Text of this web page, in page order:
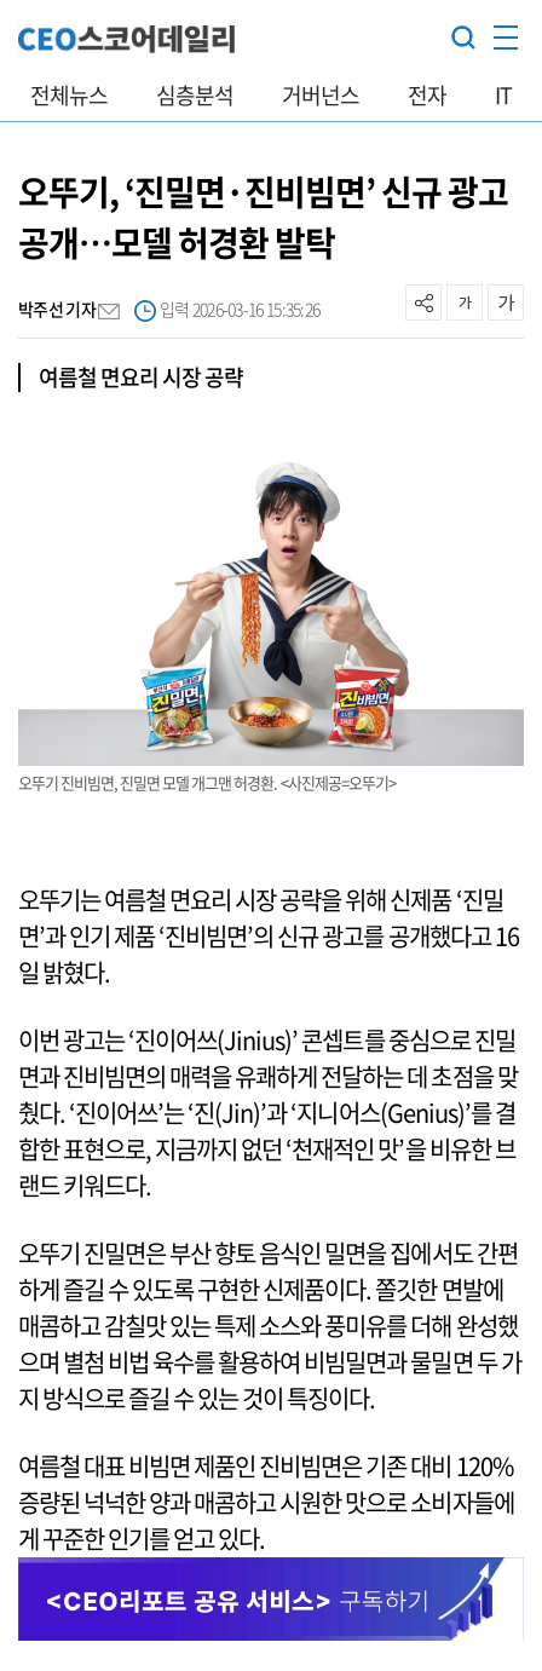
전체뉴스 심층분석 거버넌스 전자 IT
오뚜기, ‘진밀면·진비빔면’ 신규 광고
공개…모델 허경환 발탁
박주선 기자 입력 2026-03-16 15:35:26
여름철 면요리 시장 공략
오뚜기 진비빔면, 진밀면 모델 개그맨 허경환. <사진제공=오뚜기>
오뚜기는 여름철 면요리 시장 공략을 위해 신제품 ‘진밀
면’과 인기 제품 ‘진비빔면’의 신규 광고를 공개했다고 16
일 밝혔다.
이번 광고는 ‘진이어쓰(Jinius)’ 콘셉트를 중심으로 진밀
면과 진비빔면의 매력을 유쾌하게 전달하는 데 초점을 맞
췄다. ‘진이어쓰’는 ‘진(Jin)’과 ‘지니어스(Genius)’를 결
합한 표현으로, 지금까지 없던 ‘천재적인 맛’을 비유한 브
랜드 키워드다.
오뚜기 진밀면은 부산 향토 음식인 밀면을 집에서도 간편
하게 즐길 수 있도록 구현한 신제품이다. 쫄깃한 면발에
매콤하고 감칠맛 있는 특제 소스와 풍미유를 더해 완성했
으며 별첨 비법 육수를 활용하여 비빔밀면과 물밀면 두 가
지 방식으로 즐길 수 있는 것이 특징이다.
여름철 대표 비빔면 제품인 진비빔면은 기존 대비 120%
증량된 넉넉한 양과 매콤하고 시원한 맛으로 소비자들에
게 꾸준한 인기를 얻고 있다.